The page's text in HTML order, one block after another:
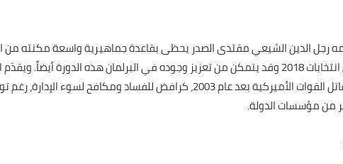
رجل الدين الشيعي مقتدى الصدر يحظى بقاعدة جماهيرية واسعة مكنته من
من مقاعد البرلمان خلال انتخابات 2018 وقد يتمكن من تعزيز وجوده في البرلمان هذه الدورة أيضاً.
تزعّم أبرز فصيل مسلح قاتل القوات الأميركية بعد عام 2003، كرافض للفساد ومكافح لسوء
مؤسسات الدولة.